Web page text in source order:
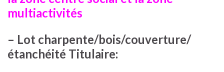
multiactivités
– Lot charpente/bois/couverture/
étanchéité Titulaire: